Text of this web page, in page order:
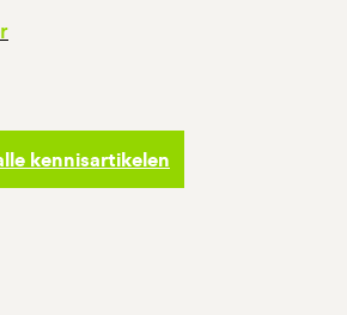
kennisartikelen